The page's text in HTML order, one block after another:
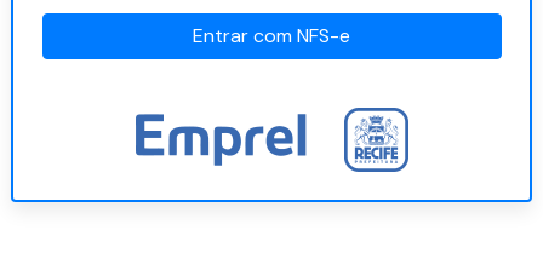
Entrar com NFS-e